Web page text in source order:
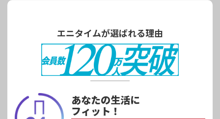
エニタイムが選ばれる理由
あなたの生活に
フィット！